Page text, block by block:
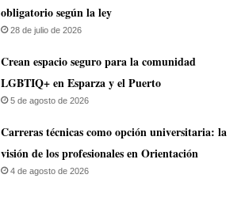
obligatorio según la ley
28 de julio de 2026
Crean espacio seguro para la comunidad
LGBTIQ+ en Esparza y el Puerto
5 de agosto de 2026
Carreras técnicas como opción universitaria: la
visión de los profesionales en Orientación
4 de agosto de 2026